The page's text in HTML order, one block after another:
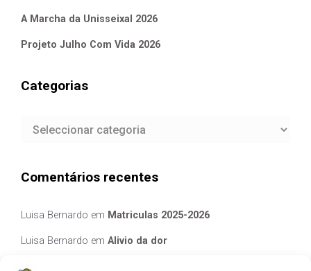
A Marcha da Unisseixal 2026
Projeto Julho Com Vida 2026
Categorias
Categorias
Comentários recentes
Luisa Bernardo em Matriculas 2025-2026
Luisa Bernardo em Alivio da dor
Manuela Silva